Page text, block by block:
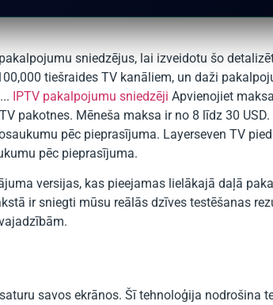
sniedzējus, lai izveidotu šo
tiešraides TV kanāliem, un daži
IPTV pakalpojumu sniedzēji Apvienojiet
pakotnes. Mēneša maksa ir no 8 līdz 30
pēc pieprasījuma. Layerseven TV
pēc pieprasījuma.
versijas, kas pieejamas lielākajā daļā
ir sniegti mūsu reālās dzīves testēšanas
savos ekrānos. Šī tehnoloģija nodrošina